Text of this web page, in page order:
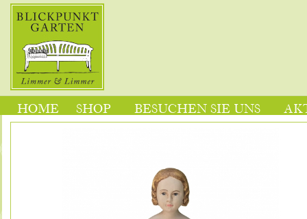
HOME SHOP BESUCHEN SIE UNS